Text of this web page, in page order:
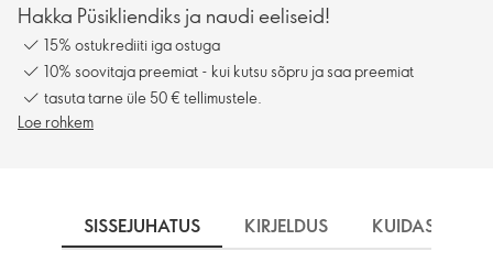
Hakka Püsikliendiks ja naudi eeliseid!
15% ostukrediiti iga ostuga
10% soovitaja preemiat - kui kutsu sõpru ja saa preemiat
tasuta tarne üle 50 € tellimustele.
Loe rohkem
SISSEJUHATUS KIRJELDUS KUIDAS